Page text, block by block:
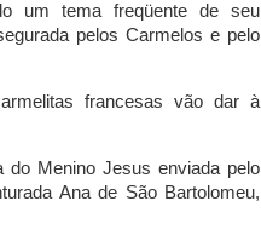
um tema freqüente de seu
pelos Carmelos e pelo
francesas vão dar à
Menino Jesus enviada pelo
Ana de São Bartolomeu,